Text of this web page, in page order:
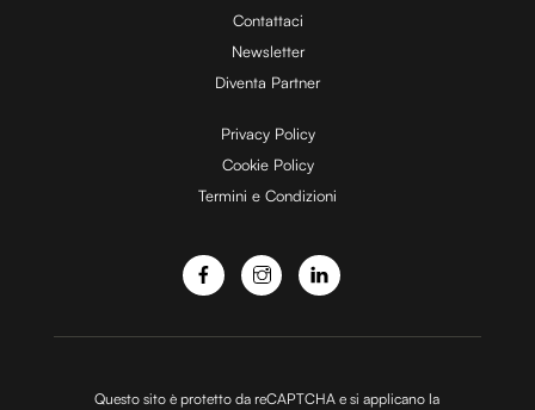
Contattaci
Newsletter
Diventa Partner
Privacy Policy
Cookie Policy
Termini e Condizioni
Questo sito è protetto da reCAPTCHA e si applicano la